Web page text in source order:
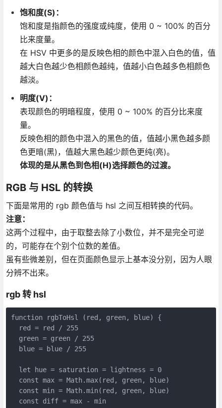
饱和度(S)：
饱和度是指颜色的强度或纯度，使用 0 ~ 100% 的百分
比来度量。
在 HSV 中更多的是反映色相的颜色中混入白色的值，值
越大白色越少色相颜色越纯，值越小白色越多色相颜色
越淡。
明度(V)：
表现颜色的明暗程度，使用 0 ~ 100% 的百分比来度
量。
反映色相的颜色中混入的黑色的值，值越小黑色越多颜
色更暗(黑)，值越大黑色越少颜色更纯(亮)。
体现的是从黑色到色相(H)选择颜色的过渡。
RGB 与 HSL 的转换
下面是常用的 rgb 颜色值与 hsl 之间互相转换的代码。
注意：
这两个过程中，由于取整去除了小数位，并不是完全可逆
的，可能存在个别个位数的差值。
虽有些微差别，但在页面颜色显示上基本没分别，因为人眼
分辨不出来。
rgb 转 hsl
function rgbToHsl (red, green, blue) {
  red = red / 255
  green = green / 255
  blue = blue / 255
  let hue = saturation = lightness = 0
  const max = Math.max(red, green, blue)
  const min = Math.min(red, green, blue)
  const diff = max - min